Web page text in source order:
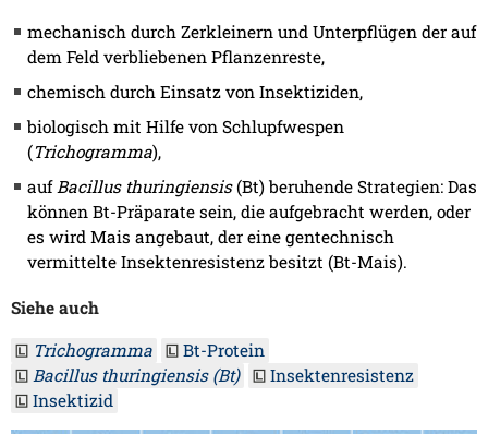
mechanisch durch Zerkleinern und Unterpflügen der auf
dem Feld verbliebenen Pflanzenreste,
chemisch durch Einsatz von Insektiziden,
biologisch mit Hilfe von Schlupfwespen
(Trichogramma),
aufBacillus thuringiensis(Bt) beruhende Strategien: Das
können Bt-Präparate sein, die aufgebracht werden, oder
es wird Mais angebaut, der eine gentechnisch
vermittelte Insektenresistenz besitzt (Bt-Mais).
Siehe auch
Trichogramma
Bt-Protein
Bacillus thuringiensis (Bt)
Insektenresistenz
Insektizid